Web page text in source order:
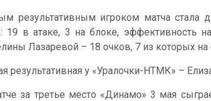
результативным игроком матча стала
19 в атаке, 3 на блоке, эффективность
Лазаревой – 18 очков, 7 из которых на
результативная у «Уралочки-НТМК» –
за третье место «Динамо» 3 мая